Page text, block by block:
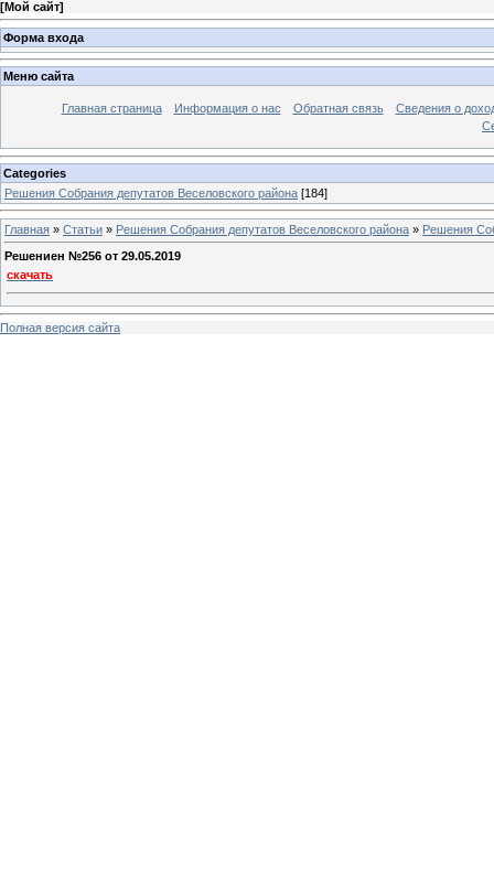
[Мой сайт]
Форма входа
Меню сайта
Главная страница Информация о нас Обратная связь
Сведения о
Categories
Решения Собрания депутатов Веселовского района [184]
Главная » Статьи » Решения Собрания депутатов Веселовского района » Решения
Решениен №256 от 29.05.2019
скачать
Полная версия сайта